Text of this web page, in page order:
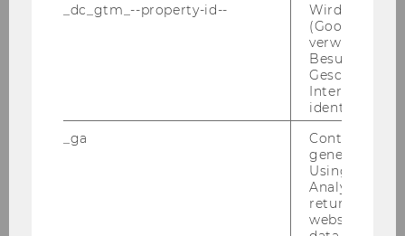
Ao.Univ.Prof. Dr. Jür­gen Mühl­ba­cher
zum stell­ver­tre­ten­den Pro­gramm­di­rek­
tor für das Mas­ter­stu­di­um Ma­nage­ment
(für die Zeit von 25. März 2019 bis 24.
März 2023);
Univ.Prof. Dr. Bet­ti­na Fuhr­mann zur Pro­
gramm­di­rek­to­rin für das Mas­ter­stu­di­um
Wirt­schafts­päd­ago­gik (für die Zeit von 1.
_dc_gtm_--property-id--
Wird von
(Google Tag
verwendet,
Besucher
Geschlecht
Interessen zu
identifizieren.
_ga
Contains a
generated
Using this
Analytics can
returning
website and